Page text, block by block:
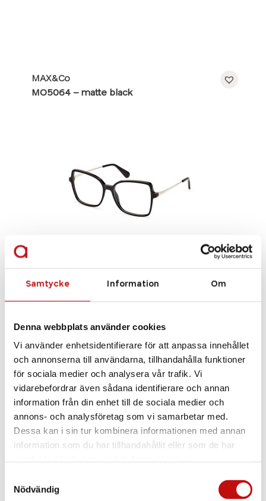
Samtycke Information Om
Denna webbplats använder cookies
Vi använder enhetsidentifierare för att anpassa innehållet
och annonserna till användarna, tillhandahålla funktioner
för sociala medier och analysera vår trafik. Vi
vidarebefordrar även sådana identifierare och annan
information från din enhet till de sociala medier och
annons- och analysföretag som vi samarbetar med.
Dessa kan i sin tur kombinera informationen med annan
information som du har tillhandahållit eller som de har
Nödvändig
MAX&Co
MO5064 – matte black
Se alla bågar